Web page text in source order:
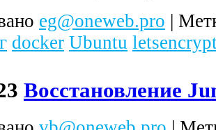
eg@oneweb.pro |
docker Ubuntu
Восстановление